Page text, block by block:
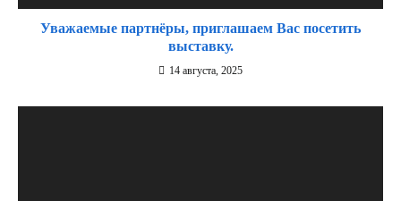
Уважаемые партнёры, приглашаем Вас посетить
выставку.
14 августа, 2025